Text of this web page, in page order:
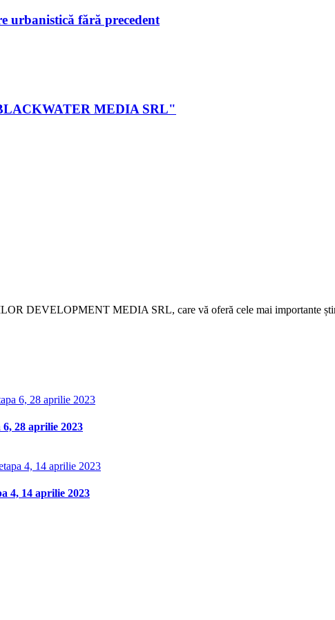
urbanistică fără precedent
MEDIA SRL"
DEVELOPMENT MEDIA SRL, care vă oferă cele mai importante
28 aprilie 2023
4, 14 aprilie 2023